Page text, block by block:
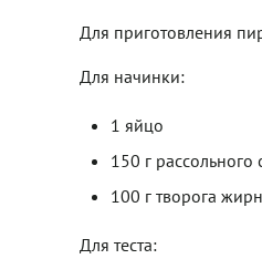
Для приготовления
Для начинки:
1 яйцо
150 г рассольного
100 г творога
Для теста: